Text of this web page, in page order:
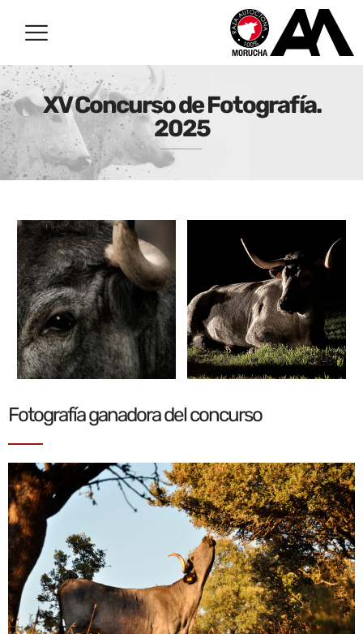
XV Concurso de Fotografía.
2025
Fotografía ganadora del concurso